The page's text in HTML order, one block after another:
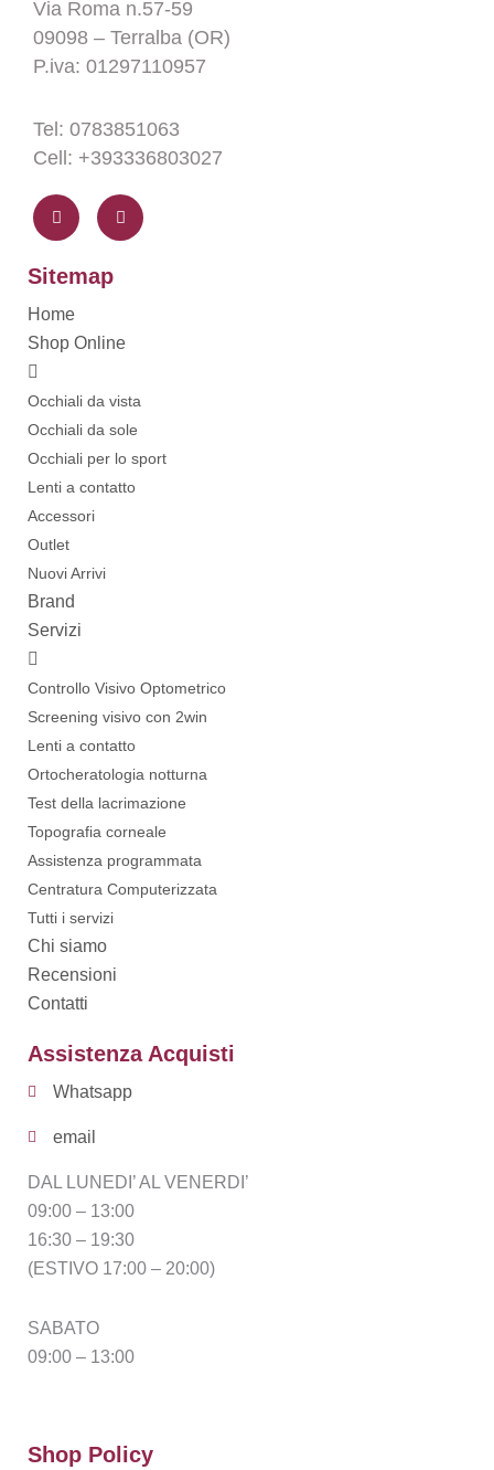
Via Roma n.57-59
09098 – Terralba (OR)
P.iva: 01297110957
Tel: 0783851063
Cell: +393336803027
a
c
e
b
o
-
n
s
t
a
Sitemap
Home
Shop Online
Occhiali da vista
Occhiali da sole
Occhiali per lo sport
Lenti a contatto
Accessori
Outlet
Nuovi Arrivi
Brand
Servizi
Controllo Visivo Optometrico
Screening visivo con 2win
Lenti a contatto
Ortocheratologia notturna
Test della lacrimazione
Topografia corneale
Assistenza programmata
Centratura Computerizzata
Tutti i servizi
Chi siamo
Recensioni
Contatti
Assistenza Acquisti
Whatsapp
email
DAL LUNEDI’ AL VENERDI’
09:00 – 13:00
16:30 – 19:30
(ESTIVO 17:00 – 20:00)
SABATO
09:00 – 13:00
Shop Policy